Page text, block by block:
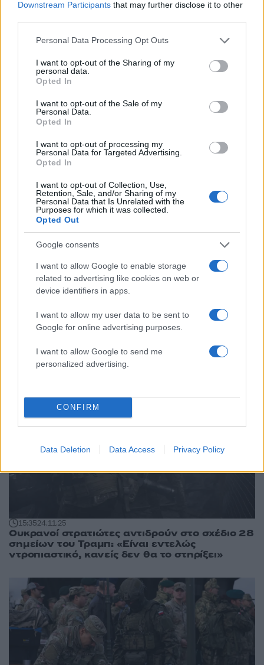
Downstream Participants that may further disclose it to other
Please note that this website/app uses one or more Google
not limited to your visit or usage behaviour. You may click to
grant or deny consent to Google and its third-party tags to
use your data for below specified purposes in below Google
consent section.
Personal Data Processing Opt Outs
I want to opt-out of the Sharing of my
personal data.
Opted In
I want to opt-out of the Sale of my
Personal Data.
Opted In
I want to opt-out of processing my
Personal Data for Targeted Advertising.
Opted In
I want to opt-out of Collection, Use,
Retention, Sale, and/or Sharing of my
Personal Data that Is Unrelated with the
Purposes for which it was collected.
Opted Out
Google consents
I want to allow Google to enable storage
related to advertising like cookies on web or
device identifiers in apps.
I want to allow my user data to be sent to
Google for online advertising purposes.
I want to allow Google to send me
personalized advertising.
CONFIRM
Data Deletion Data Access Privacy Policy
Βίντεο δείχνει Ρώσο αξιωματικό να δένει σε
δέντρο και να βασανίζει στρατιώτες - Τους
έδωσε να φάνε χιόνι
18.01.26
Αποχωρούν οι Γερμανοί στρατιώτες από την
Γροιλανδία – «Οι απειλές για δασμούς
υπονομεύουν το ΝΑΤΟ» απαντούν οι «8» στον
Τραμπ
15:3524.11.25
Ουκρανοί στρατιώτες αντιδρούν στο σχέδιο 28
σημείων του Τραμπ: «Είναι εντελώς
ντροπιαστικό, κανείς δεν θα το στηρίξει»